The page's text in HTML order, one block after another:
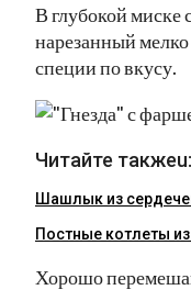
В глубокой миске
нарезанный
специи по вкусу.
Читайте такжеu:
Шашлык из
Постные котлеты
Хорошо